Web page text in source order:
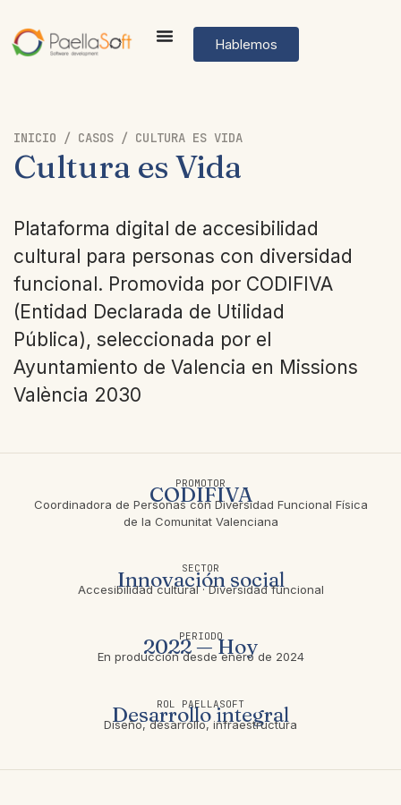
Hablemos
INICIO / CASOS / CULTURA ES VIDA
Cultura es Vida
Plataforma digital de accesibilidad
cultural para personas con diversidad
funcional. Promovida por CODIFIVA
(Entidad Declarada de Utilidad
Pública), seleccionada por el
Ayuntamiento de Valencia en Missions
València 2030
PROMOTOR
CODIFIVA
Coordinadora de Personas con Diversidad Funcional Física
de la Comunitat Valenciana
SECTOR
Innovación social
Accesibilidad cultural · Diversidad funcional
PERIODO
2022 — Hoy
En producción desde enero de 2024
ROL PAELLASOFT
Desarrollo integral
Diseño, desarrollo, infraestructura